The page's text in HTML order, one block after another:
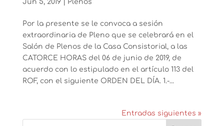
Jun 5, 2019| Plenos
Por la presente se le convoca a sesión
extraordinaria de Pleno que se celebrará en el
Salón de Plenos de la Casa Consistorial, a las
CATORCE HORAS del 06 de junio de 2019, de
acuerdo con lo estipulado en el artículo 113 del
ROF, con el siguiente ORDEN DEL DÍA. 1.-...
Entradas siguientes »